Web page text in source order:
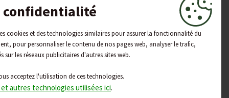
confidentialité
cookies et des technologies similaires pour assurer la fonctionnalité du
pour personnaliser le contenu de nos pages web, analyser le trafic,
sur les réseaux publicitaires d'autres sites web.
acceptez l'utilisation de ces technologies.
autres technologies utilisées ici.